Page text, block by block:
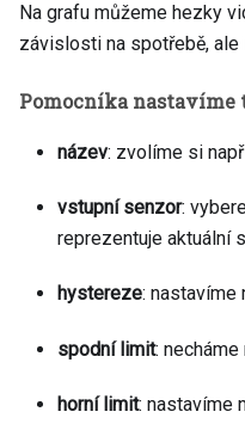
Na grafu můžeme hezky
závislosti na spotřebě,
Pomocníka nastavíme
název: zvolíme si
vstupní senzor:
reprezentuje aktuální
hystereze: nastavíme
spodní limit:
horní limit: nastavíme